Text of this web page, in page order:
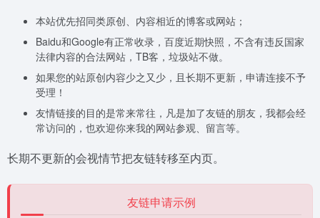
本站优先招同类原创、内容相近的博客或网站；
Baidu和Google有正常收录，百度近期快照，不含有违反国家
法律内容的合法网站，TB客，垃圾站不做。
如果您的站原创内容少之又少，且长期不更新，申请连接不予
受理！
友情链接的目的是常来常往，凡是加了友链的朋友，我都会经
常访问的，也欢迎你来我的网站参观、留言等。
长期不更新的会视情节把友链转移至内页。
友链申请示例